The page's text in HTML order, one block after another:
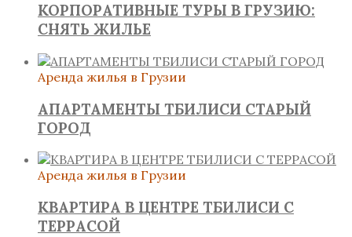
КОРПОРАТИВНЫЕ ТУРЫ В ГРУЗИЮ:
СНЯТЬ ЖИЛЬЕ
Аренда жилья в Грузии
АПАРТАМЕНТЫ ТБИЛИСИ СТАРЫЙ
ГОРОД
Аренда жилья в Грузии
КВАРТИРА В ЦЕНТРЕ ТБИЛИСИ С
ТЕРРАСОЙ